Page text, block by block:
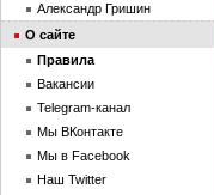
Александр Гришин
О сайте
Правила
Вакансии
Telegram-канал
Мы ВКонтакте
Мы в Facebook
Наш Twitter